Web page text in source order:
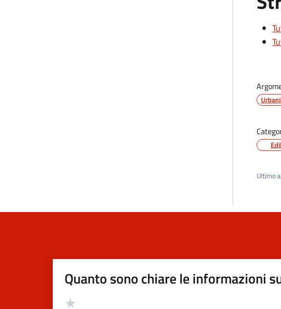
Ultimo
Quanto sono chiare le informazioni
Valutazione